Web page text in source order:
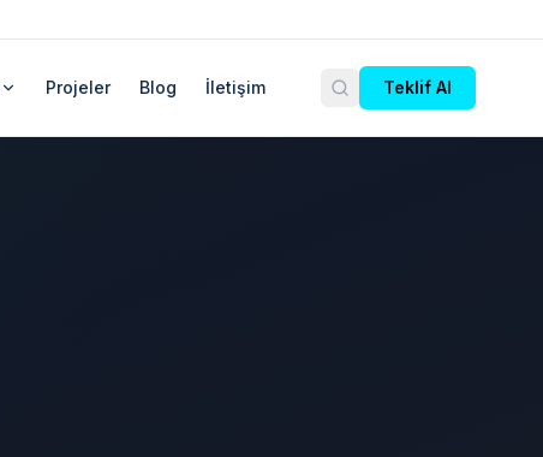
Projeler Blog İletişim Teklif Al